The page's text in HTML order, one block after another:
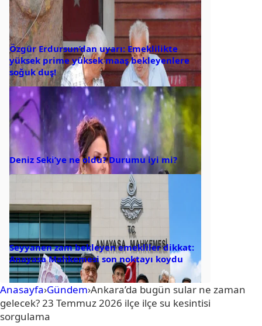
Özgür Erdursun’dan uyarı: Emeklilikte
yüksek prime yüksek maaş bekleyenlere
soğuk duş!
Deniz Seki’ye ne oldu? Durumu iyi mi?
Seyyanen zam bekleyen emekliler dikkat:
Anayasa Mahkemesi son noktayı koydu
Anasayfa›Gündem›Ankara’da bugün sular ne zaman
gelecek? 23 Temmuz 2026 ilçe ilçe su kesintisi
sorgulama